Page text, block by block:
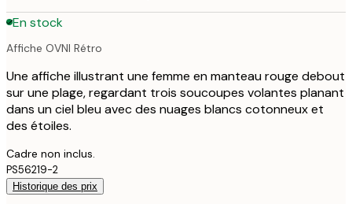
En stock
Affiche OVNI Rétro
Une affiche illustrant une femme en manteau rouge debout
sur une plage, regardant trois soucoupes volantes planant
dans un ciel bleu avec des nuages blancs cotonneux et
des étoiles.
Cadre non inclus.
PS56219-2
Historique des prix